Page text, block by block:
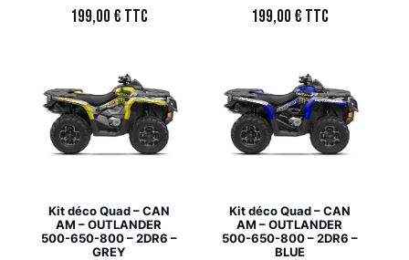
199,00€ TTC 199,00€ TTC
Kit déco Quad – CAN
AM – OUTLANDER
500-650-800 – 2DR6 –
GREY
Kit déco Quad – CAN
AM – OUTLANDER
500-650-800 – 2DR6 –
BLUE